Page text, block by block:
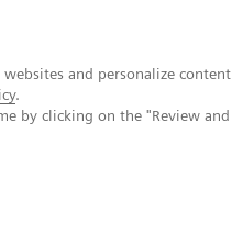
and personalize content
.
by clicking on the "Review and